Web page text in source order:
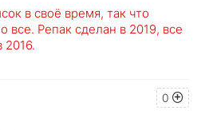
в своё время, так что
все. Репак сделан в 2019, все
0